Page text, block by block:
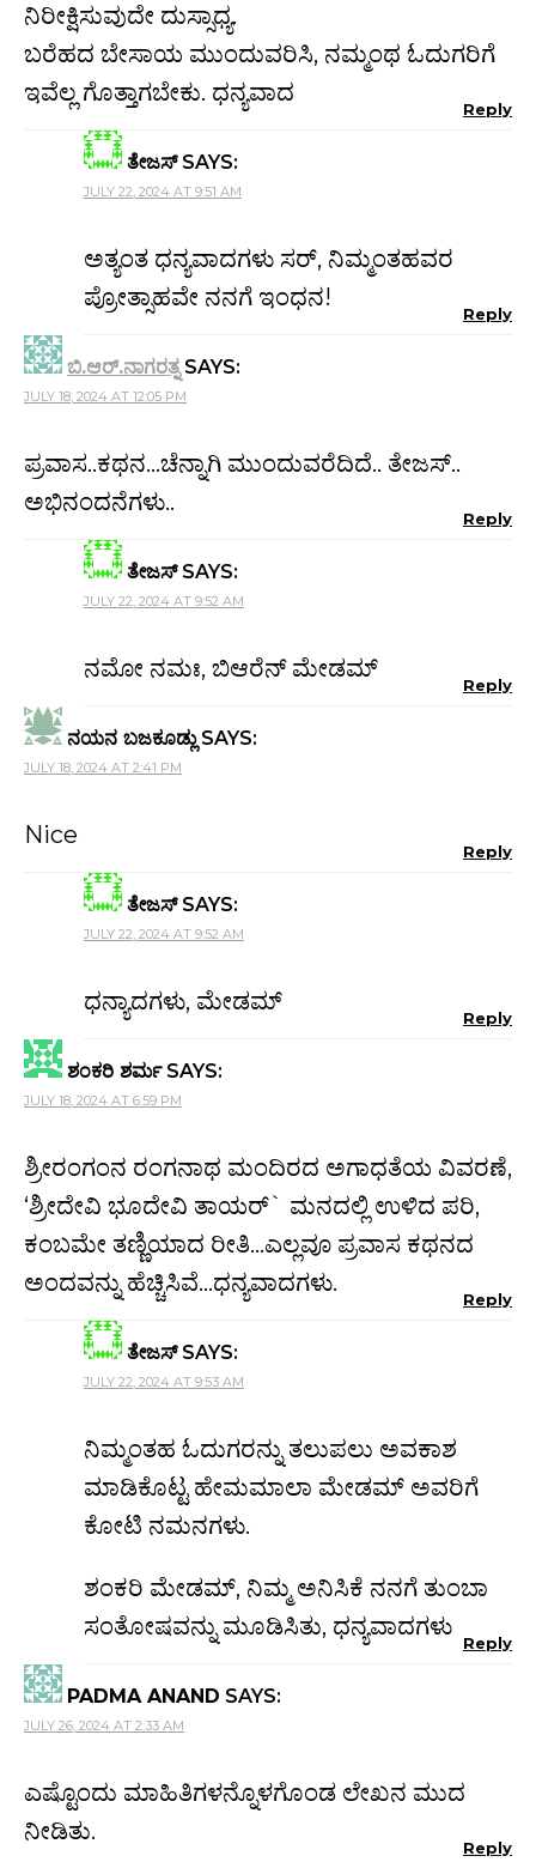
ನಿರೀಕ್ಷಿಸುವುದೇ ದುಸ್ಸಾಧ್ಯ.
ಬರೆಹದ ಬೇಸಾಯ ಮುಂದುವರಿಸಿ, ನಮ್ಮಂಥ ಓದುಗರಿಗೆ
ಇವೆಲ್ಲ ಗೊತ್ತಾಗಬೇಕು. ಧನ್ಯವಾದ
Reply
ತೇಜಸ್ SAYS:
JULY 22, 2024 AT 9:51 AM
ಅತ್ಯಂತ ಧನ್ಯವಾದಗಳು ಸರ್‌, ನಿಮ್ಮಂತಹವರ
ಪ್ರೋತ್ಸಾಹವೇ ನನಗೆ ಇಂಧನ!
Reply
ಬಿ.ಆರ್.ನಾಗರತ್ನ SAYS:
JULY 18, 2024 AT 12:05 PM
ಪ್ರವಾಸ..ಕಥನ…ಚೆನ್ನಾಗಿ ಮುಂದುವರೆದಿದೆ.. ತೇಜಸ್..
ಅಭಿನಂದನೆಗಳು..
Reply
ತೇಜಸ್ SAYS:
JULY 22, 2024 AT 9:52 AM
ನಮೋ ನಮಃ, ಬಿಆರೆನ್‌ ಮೇಡಮ್
Reply
ನಯನ ಬಜಕೂಡ್ಲು SAYS:
JULY 18, 2024 AT 2:41 PM
Nice
Reply
ತೇಜಸ್ SAYS:
JULY 22, 2024 AT 9:52 AM
ಧನ್ಯಾದಗಳು, ಮೇಡಮ್
Reply
ಶಂಕರಿ ಶರ್ಮ SAYS:
JULY 18, 2024 AT 6:59 PM
ಶ್ರೀರಂಗಂನ ರಂಗನಾಥ ಮಂದಿರದ ಅಗಾಧತೆಯ ವಿವರಣೆ,
‘ಶ್ರೀದೇವಿ ಭೂದೇವಿ ತಾಯರ್` ಮನದಲ್ಲಿ ಉಳಿದ ಪರಿ,
ಕಂಬಮೇ ತಣ್ಣಿಯಾದ ರೀತಿ…ಎಲ್ಲವೂ ಪ್ರವಾಸ ಕಥನದ
ಅಂದವನ್ನು ಹೆಚ್ಚಿಸಿವೆ…ಧನ್ಯವಾದಗಳು.
Reply
ತೇಜಸ್ SAYS:
JULY 22, 2024 AT 9:53 AM
ನಿಮ್ಮಂತಹ ಓದುಗರನ್ನು ತಲುಪಲು ಅವಕಾಶ
ಮಾಡಿಕೊಟ್ಟ ಹೇಮಮಾಲಾ ಮೇಡಮ್‌ ಅವರಿಗೆ
ಕೋಟಿ ನಮನಗಳು.
ಶಂಕರಿ ಮೇಡಮ್‌, ನಿಮ್ಮ ಅನಿಸಿಕೆ ನನಗೆ ತುಂಬಾ
ಸಂತೋಷವನ್ನು ಮೂಡಿಸಿತು, ಧನ್ಯವಾದಗಳು
Reply
PADMA ANAND SAYS:
JULY 26, 2024 AT 2:33 AM
ಎಷ್ಟೊಂದು ಮಾಹಿತಿಗಳನ್ನೊಳಗೊಂಡ ಲೇಖನ ಮುದ
ನೀಡಿತು.
Reply